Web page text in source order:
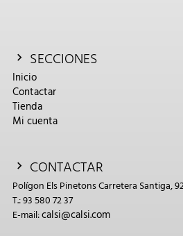
SECCIONES
Inicio
Contactar
Tienda
Mi cuenta
CONTACTAR
Polígon Els Pinetons Carretera Santiga,
T.: 93 580 72 37
E-mail:calsi@calsi.com